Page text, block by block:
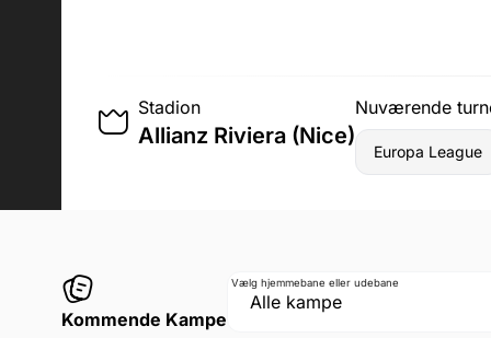
Stadion
Allianz Riviera (Nice)
Nuværende
Europa League
Kommende Kampe
Vælg hjemmebane eller udebane